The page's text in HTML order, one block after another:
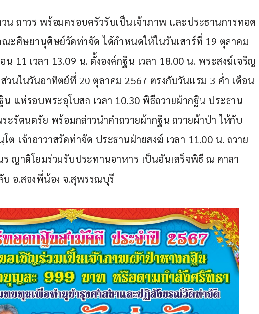
น ถาวร พร้อมครอบครัวรับเป็นเจ้าภาพ และประธานการทอด
ะศิษยานุศิษย์วัดท่าจัด ได้กำหนดให้ในวันเสาร์ที่ 19 ตุลาคม
11 เวลา 13.09 น. ตั้งองค์กฐิน เวลา 18.00 น. พระสงฆ์เจริญ
นในวันอาทิตย์ที่ 20 ตุลาคม 2567 ตรงกับวันแรม 3 ค่ำ เดือน
น แห่รอบพระอุโบสถ เวลา 10.30 พิธีถวายผ้ากฐิน ประธาน
รัตนตรัย พร้อมกล่าวนำคำถวายผ้ากฐิน ถวายผ้าป่า ให้กับ
เจ้าอาวาสวัดท่าจัด ประธานฝ่ายสงฆ์ เวลา 11.00 น. ถวาย
ญาติโยมร่วมรับประทานอาหาร เป็นอันเสร็จพิธี ณ ศาลา
อ.สองพี่น้อง จ.สุพรรณบุรี